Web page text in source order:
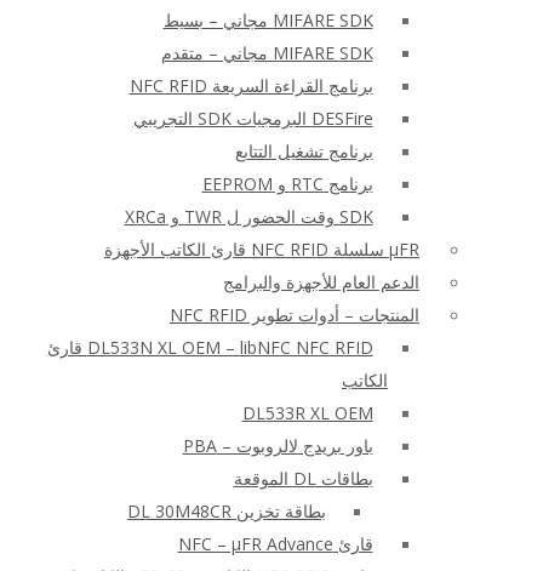
MIFARE SDK مجاني – بسيط
MIFARE SDK مجاني – متقدم
برنامج القراءة السريعة NFC RFID
DESFire البرمجيات SDK التجريبي
برنامج تشغيل التتابع
برنامج RTC و EEPROM
SDK وقت الحضور ل TWR و XRCa
μFR سلسلة NFC RFID قارئ الكاتب الأجهزة
الدعم العام للأجهزة والبرامج
المنتجات – أدوات تطوير NFC RFID
DL533N XL OEM – libNFC NFC RFID قارئ
الكاتب
DL533R XL OEM
باور بريدج لالروبوت – PBA
بطاقات DL الموقعة
بطاقة تخزين DL 30M48CR
قارئ NFC – μFR Advance